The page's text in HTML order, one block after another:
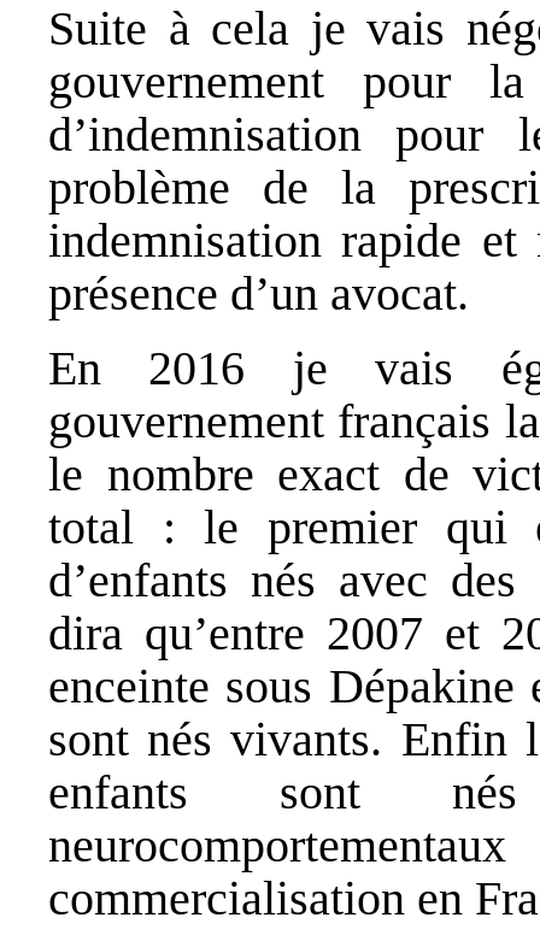
Suite à cela je vais
gouvernement pour
d’indemnisation
problème de la
indemnisation rapide et
présence d’un avocat.
En 2016 je vais
gouvernement français
le nombre exact de
total : le premier qui
d’enfants nés avec
dira qu’entre 2007 et
enceinte sous Dépakine
sont nés vivants. Enfin
enfants sont
commercialisation en